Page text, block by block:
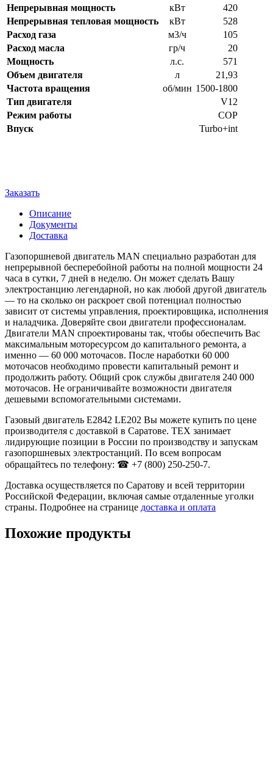
Непрерывная мощность
кВт
420
Непрерывная тепловая мощность
кВт
528
Расход газа
м3/ч
105
Расход масла
гр/ч
20
Мощность
л.с.
571
Объем двигателя
л
21,93
Частота вращения
об/мин 1500-1800
Тип двигателя
V12
Режим работы
COP
Впуск
Turbo+int
Заказать
Описание
Документы
Доставка
Газопоршневой двигатель MAN специально разработан для
непрерывной бесперебойной работы на полной мощности 24
часа в сутки, 7 дней в неделю. Он может сделать Вашу
электростанцию легендарной, но как любой другой двигатель
— то на сколько он раскроет свой потенциал полностью
зависит от системы управления, проектировщика, исполнения
и наладчика. Доверяйте свои двигатели профессионалам.
Двигатели MAN спроектированы так, чтобы обеспечить Вас
максимальным моторесурсом до капитального ремонта, а
именно — 60 000 моточасов. После наработки 60 000
моточасов необходимо провести капитальный ремонт и
продолжить работу. Общий срок службы двигателя 240 000
моточасов. Не ограничивайте возможности двигателя
дешевыми вспомогательными системами.
Газовый двигатель E2842 LE202 Вы можете купить по цене
производителя с доставкой в Саратове. ТЕХ занимает
лидирующие позиции в России по производству и запускам
газопоршневых электростанций. По всем вопросам
обращайтесь по телефону: ☎ +7 (800) 250-250-7.
Доставка осуществляется по Саратову и всей территории
Российской Федерации, включая самые отдаленные уголки
страны. Подробнее на странице доставка и оплата
Похожие продукты